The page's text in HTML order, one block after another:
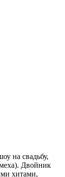
на свадьбу,
Двойник
хитами,